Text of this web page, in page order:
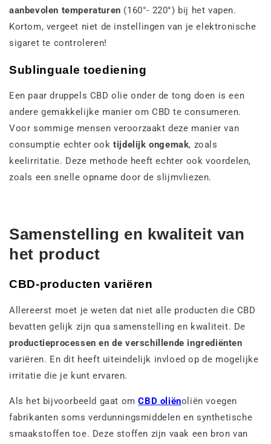
aanbevolen temperaturen (160°- 220°) bij het vapen.
Kortom, vergeet niet de instellingen van je elektronische
sigaret te controleren!
Sublinguale toediening
Een paar druppels CBD olie onder de tong doen is een
andere gemakkelijke manier om CBD te consumeren.
Voor sommige mensen veroorzaakt deze manier van
consumptie echter ooktijdelijk ongemak, zoals
keelirritatie. Deze methode heeft echter ook voordelen,
zoals een snelle opname door de slijmvliezen.
Samenstelling en kwaliteit van
het product
CBD-producten variëren
Allereerst moet je weten dat niet alle producten die CBD
bevatten gelijk zijn qua samenstelling en kwaliteit. De
productieprocessen en de verschillende ingrediënten
variëren. En dit heeft uiteindelijk invloed op de mogelijke
irritatie die je kunt ervaren.
Als het bijvoorbeeld gaat omCBD oliënoliën voegen
fabrikanten soms verdunningsmiddelen en synthetische
smaakstoffen toe. Deze stoffen zijn vaak een bron van